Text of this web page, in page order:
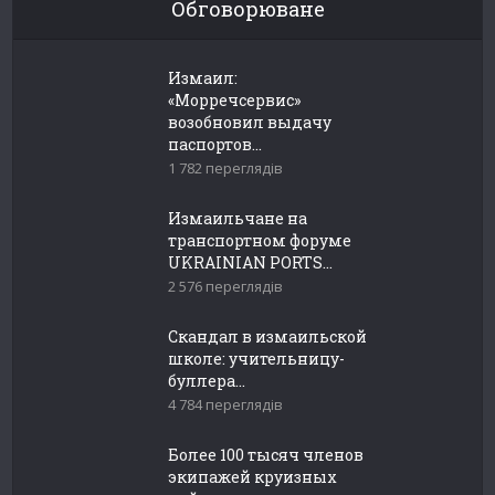
Обговорюване
Измаил:
«Морречсервис»
возобновил выдачу
паспортов...
1 782 переглядів
Измаильчане на
транспортном форуме
UKRAINIAN PORTS...
2 576 переглядів
Скандал в измаильской
школе: учительницу-
буллера...
4 784 переглядів
Более 100 тысяч членов
экипажей круизных